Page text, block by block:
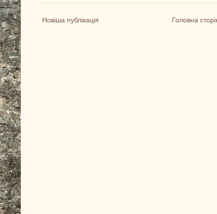
Новіша публікація Головна